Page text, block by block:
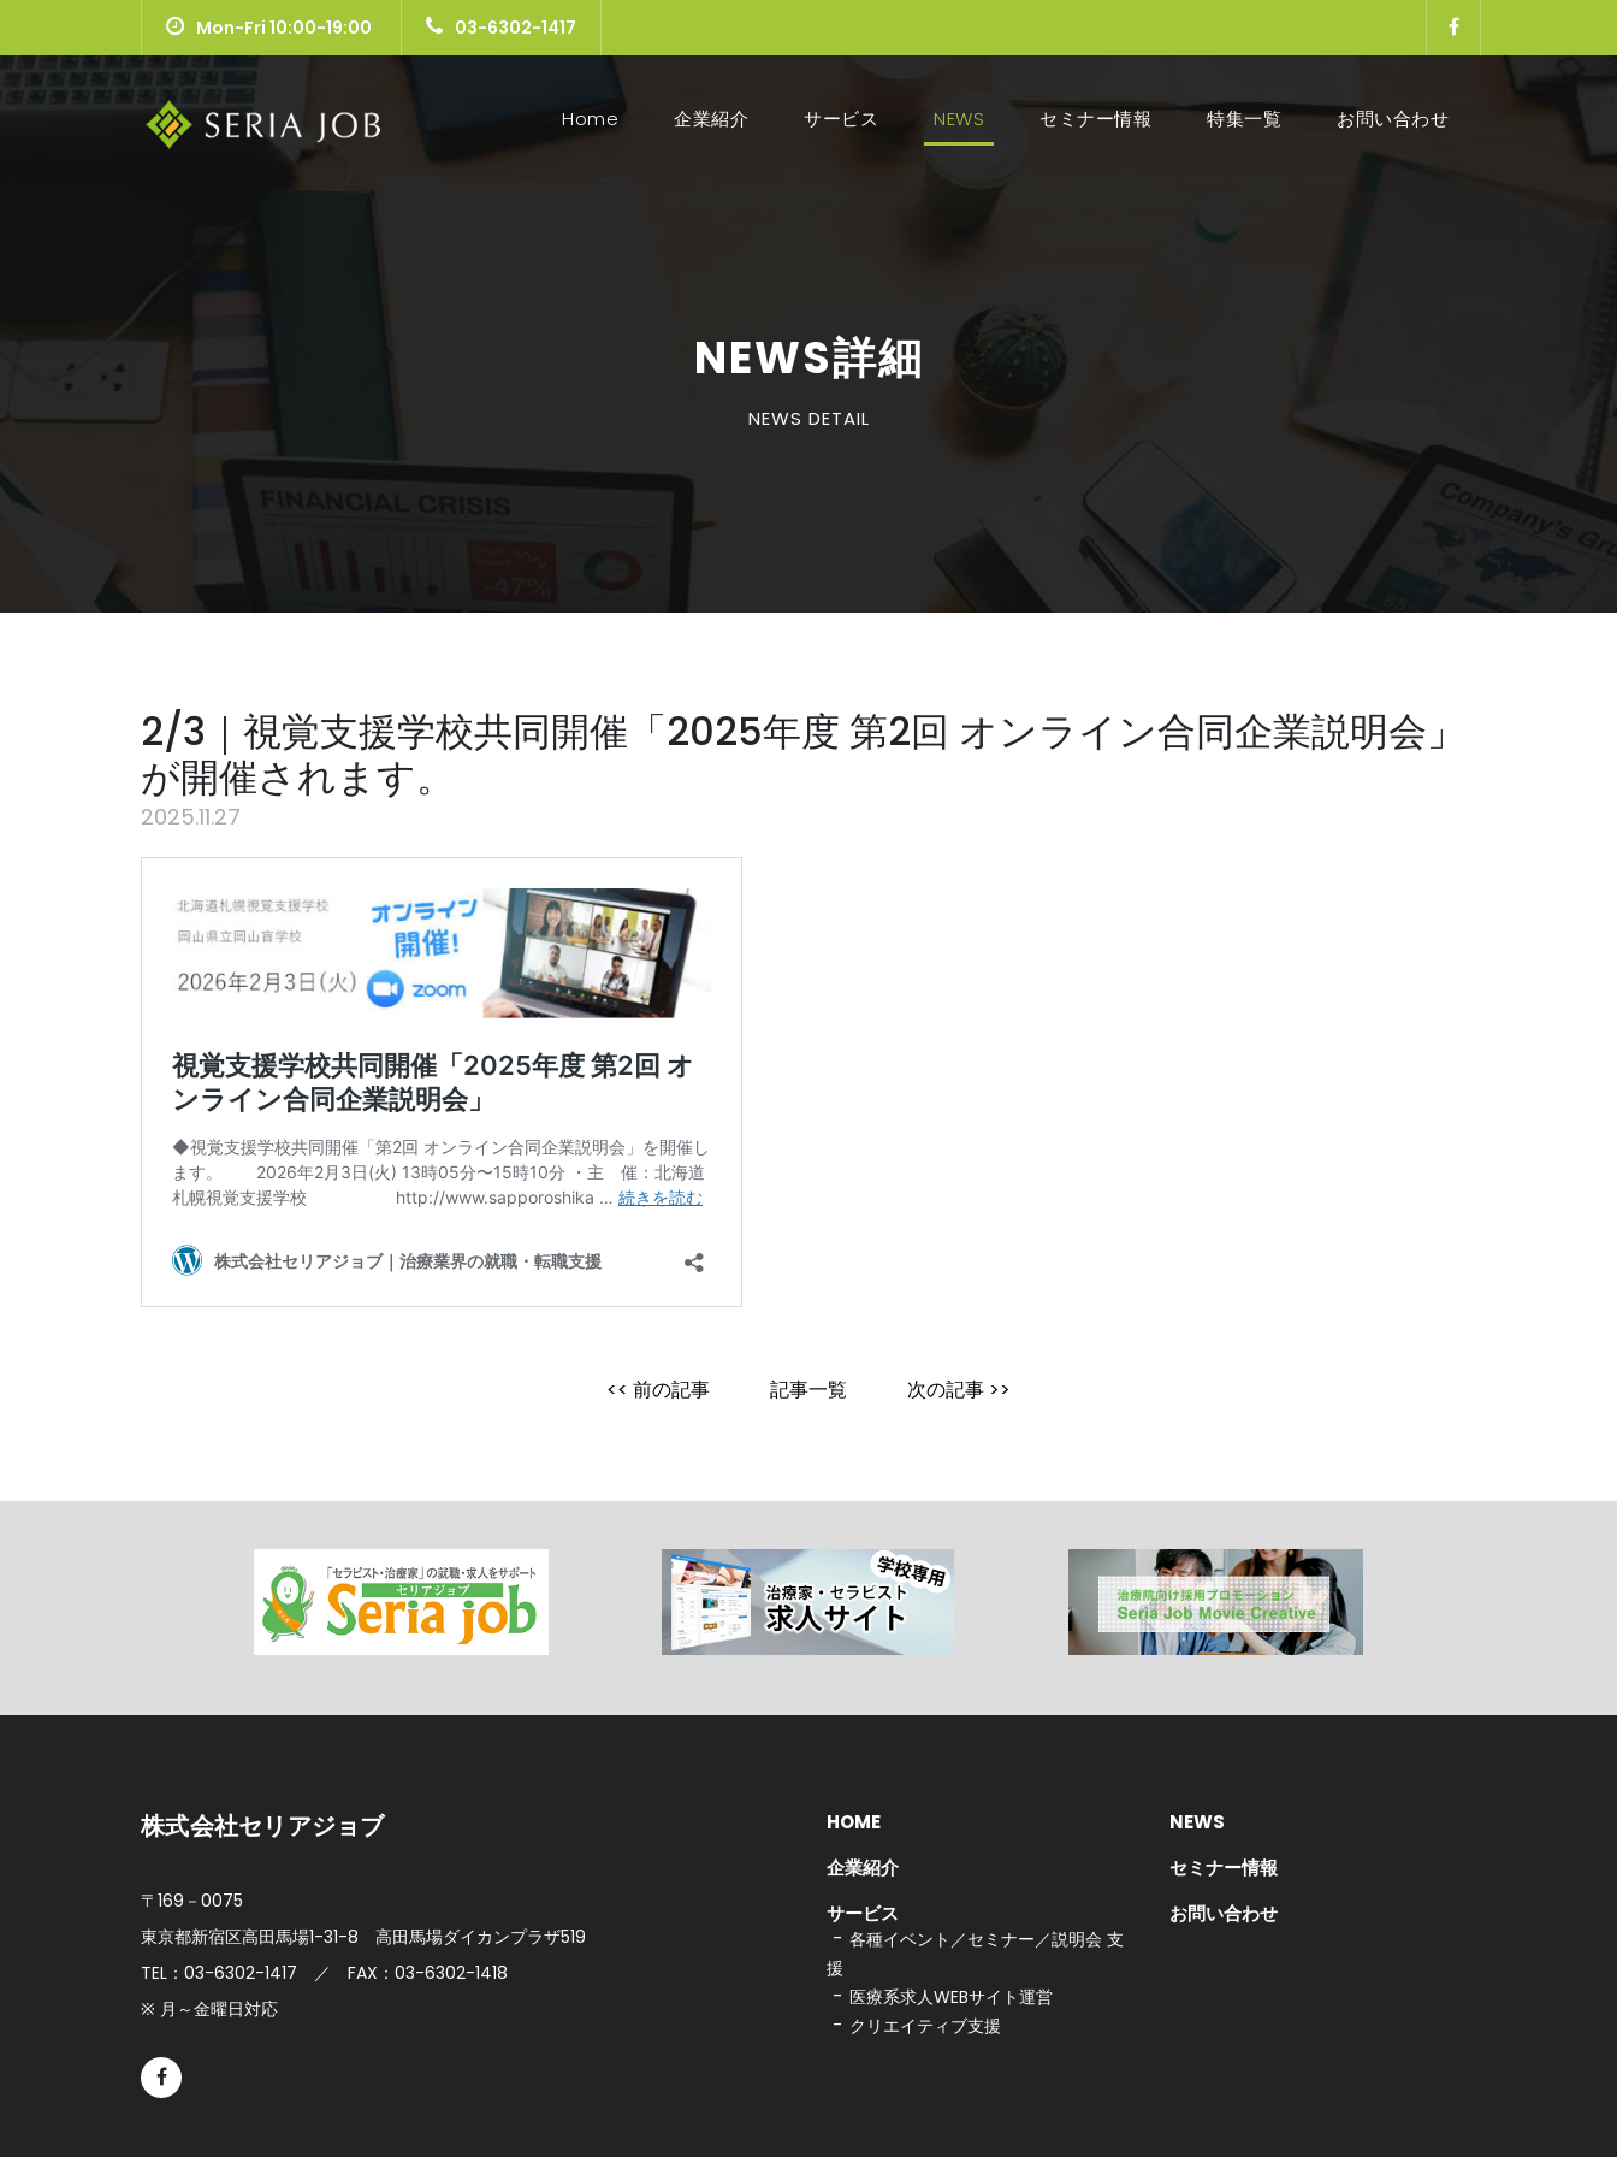
Mon-Fri 10:00-19:00 03-6302-1417
Home (current)企業紹介 サービス NEWS セミナー情報 特集一覧 お問い合わせ
NEWS詳細
NEWS DETAIL
2/3｜視覚支援学校共同開催「2025年度 第2回 オンライン合同企業説明会」
が開催されます。
2025.11.27
<< 前の記事 記事一覧 次の記事 >>
株式会社セリアジョブ
〒169－0075
東京都新宿区高田馬場1-31-8 高田馬場ダイカンプラザ519
TEL：03-6302-1417 ／ FAX：03-6302-1418
※ 月～金曜日対応
HOME
企業紹介
サービス
各種イベント／セミナー／説明会 支
援
医療系求人WEBサイト運営
クリエイティブ支援
NEWS
セミナー情報
お問い合わせ